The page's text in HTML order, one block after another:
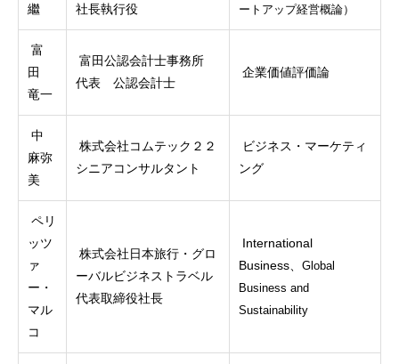
繼
社長執行役
ートアップ経営概論）
富
田
竜一
富田公認会計士事務所
代表 公認会計士
企業価値評価論
中
麻弥
美
株式会社コムテック２２
シニアコンサルタント
ビジネス・マーケティ
ング
ペリ
ッツ
ァ
ー・
マル
コ
株式会社日本旅行・グロ
ーバルビジネストラベル
代表取締役社長
International
Business、 Global
Business and
Sustainability